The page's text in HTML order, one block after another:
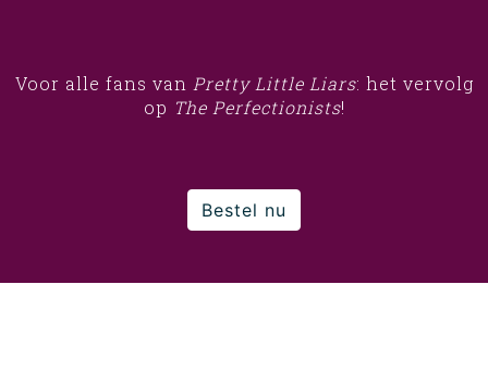
Voor alle fans van Pretty Little Liars: het vervolg
op The Perfectionists!
Bestel nu